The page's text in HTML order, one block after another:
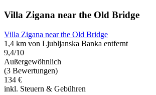
Villa Zigana near the Old Bridge
Villa Zigana near the Old Bridge
1,4 km von Ljubljanska Banka entfernt
9,4/10
Außergewöhnlich
(3 Bewertungen)
134 €
inkl. Steuern & Gebühren